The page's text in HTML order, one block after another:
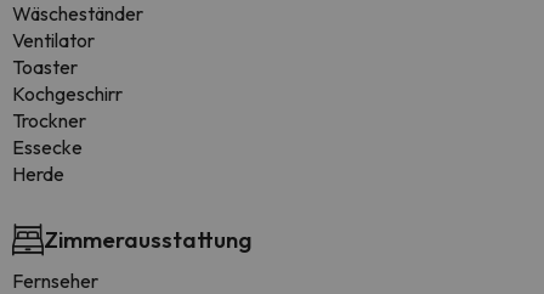
Wäscheständer
Ventilator
Toaster
Kochgeschirr
Trockner
Essecke
Herde
Zimmerausstattung
Fernseher